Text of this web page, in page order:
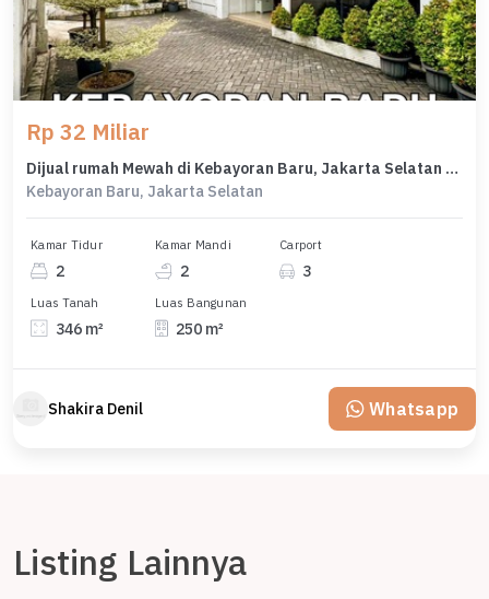
Rp 32 Miliar
Dijual rumah Mewah di Kebayoran Baru, Jakarta Selatan - LT 346m²
Kebayoran Baru, Jakarta Selatan
Kamar Tidur
2
Kamar Mandi
2
Carport
3
Luas Tanah
346 m²
Luas Bangunan
250 m²
Shakira Denil Whatsapp
Listing Lainnya